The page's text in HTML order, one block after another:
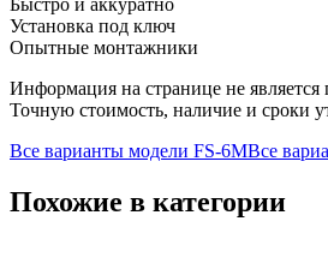
Быстро и аккуратно
Установка под ключ
Опытные монтажники
Информация на странице не
Точную стоимость, наличие и сроки
Все варианты модели FS-6MВсе
Похожие в категории